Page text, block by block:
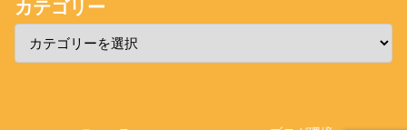
カテゴリー